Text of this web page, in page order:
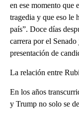
en ese momento que
tragedia y que eso le
país”. Doce días
carrera por el
presentación de
La relación entre
En los años
y Trump no solo se